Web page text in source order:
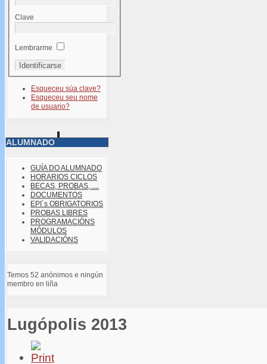
Clave
Lembrarme
Esqueceu súa clave?
Esqueceu seu nome
de usuario?
ALUMNADO
GUÍA DO ALUMNADO
HORARIOS CICLOS
BECAS, PROBAS, ....
DOCUMENTOS
EPI´s OBRIGATORIOS
PROBAS LIBRES
PROGRAMACIÓNS
MÓDULOS
VALIDACIÓNS
Temos 52 anónimos e ningún
membro en liña
Lugópolis 2013